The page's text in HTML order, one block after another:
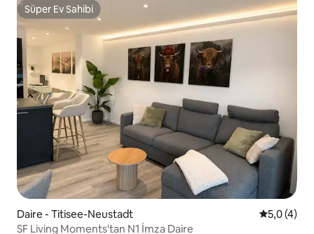
Süper Ev Sahibi
Süper Ev Sahibi
Daire - Titisee-Neustadt 55,0 (4)
SF Living Moments'tan N1 İmza Daire